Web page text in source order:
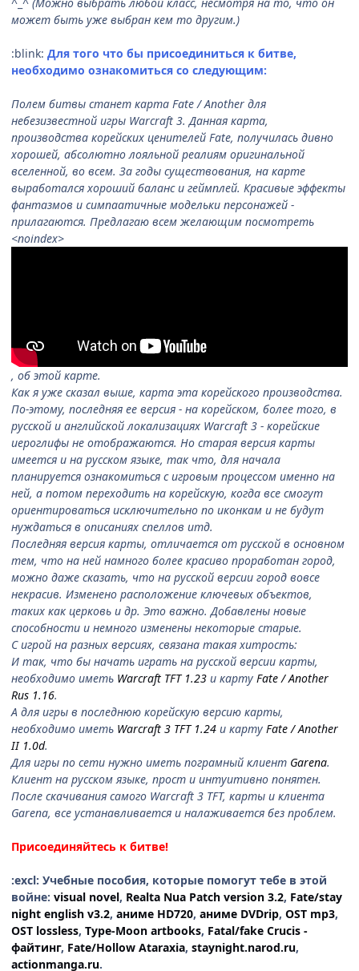
^_^ (Можно выбрать любой класс, несмотря на то, что он
может быть уже выбран кем то другим.)
:blink: Для того что бы присоединиться к битве,
необходимо ознакомиться со следующим:
Полем битвы станет карта Fate / Another для
небезизвестной игры Warcraft 3. Данная карта,
производства корейских ценителей Fate, получилась дивно
хорошей, абсолютно лояльной реалиям оригинальной
вселенной, во всем. За годы существования, на карте
выработался хороший баланс и геймплей. Красивые эффекты
фантазмов и симпаатичные модельки персонажей -
прилагаются. Предлагаю всем желающим посмотреть
<noindex>
, об этой карте.
Как я уже сказал выше, карта эта корейского производства.
По-этому, последняя ее версия - на корейском, более того, в
русской и английской локализациях Warcraft 3 - корейские
иероглифы не отображаются. Но старая версия карты
имеется и на русском языке, так что, для начала
планируется ознакомиться с игровым процессом именно на
ней, а потом переходить на корейскую, когда все смогут
ориентироваться исключительно по иконкам и не будут
нуждаться в описаниях спеллов итд.
Последняя версия карты, отличается от русской в основном
тем, что на ней намного более красиво проработан город,
можно даже сказать, что на русской версии город вовсе
некрасив. Изменено расположение ключевых объектов,
таких как церковь и др. Это важно. Добавлены новые
способности и немного изменены некоторые старые.
С игрой на разных версиях, связана такая хитрость:
И так, что бы начать играть на русской версии карты,
необходимо иметь Warcraft TFT 1.23 и карту Fate / Another
Rus 1.16.
А для игры в последнюю корейскую версию карты,
необходимо иметь Warcraft 3 TFT 1.24 и карту Fate / Another
II 1.0d.
Для игры по сети нужно иметь пограмный клиент Garena.
Клиент на русском языке, прост и интуитивно понятен.
После скачивания самого Warcraft 3 TFT, карты и клиента
Garena, все устанавливается и налаживается без проблем.
Присоединяйтесь к битве!
:excl: Учебные пособия, которые помогут тебе в этой
войне: visual novel, Realta Nua Patch version 3.2, Fate/stay
night english v3.2, аниме HD720, аниме DVDrip, OST mp3,
OST lossless, Type-Moon artbooks, Fatal/fake Crucis -
файтинг, Fate/Hollow Ataraxia, staynight.narod.ru,
actionmanga.ru.